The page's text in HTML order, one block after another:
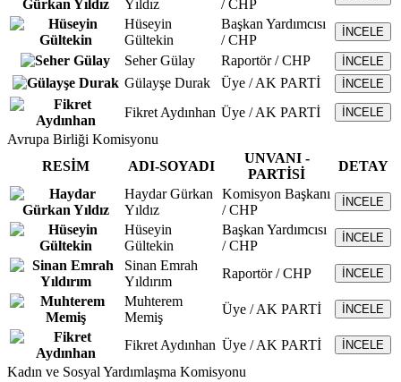
Yıldız
/ CHP
Hüseyin
Gültekin
Başkan Yardımcısı
/ CHP
İNCELE
Seher Gülay Raportör / CHP İNCELE
Gülayşe Durak Üye / AK PARTİ İNCELE
Fikret Aydınhan Üye / AK PARTİ İNCELE
Avrupa Birliği Komisyonu
RESİM
ADI-SOYADI
UNVANI -
PARTİSİ
DETAY
Haydar Gürkan
Yıldız
Komisyon Başkanı
/ CHP
İNCELE
Hüseyin
Gültekin
Başkan Yardımcısı
/ CHP
İNCELE
Sinan Emrah
Yıldırım
Raportör / CHP İNCELE
Muhterem
Memiş
Üye / AK PARTİ İNCELE
Fikret Aydınhan Üye / AK PARTİ İNCELE
Kadın ve Sosyal Yardımlaşma Komisyonu